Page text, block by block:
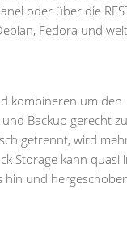
oder über die
Fedora und
kombineren um den
Backup gerecht zu
getrennt, wird
Storage kann quasi
hin und